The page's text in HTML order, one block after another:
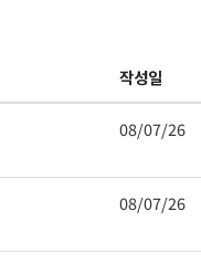
작성일
08/07/26
08/07/26